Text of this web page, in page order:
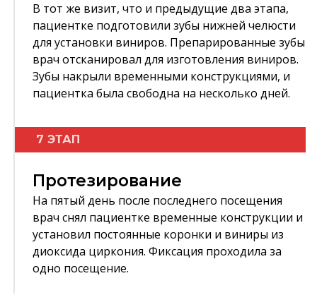
В тот же визит, что и предыдущие два этапа,
пациентке подготовили зубы нижней челюсти
для установки виниров. Препарированные зубы
врач отсканировал для изготовления виниров.
Зубы накрыли временными конструкциями, и
пациентка была свободна на несколько дней.
7 ЭТАП
Протезирование
На пятый день после последнего посещения
врач снял пациентке временные конструкции и
установил постоянные коронки и виниры из
диоксида циркония. Фиксация проходила за
одно посещение.